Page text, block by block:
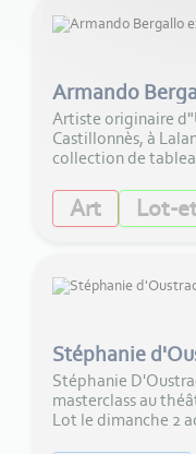
Armando
Artiste originaire
Castillonnès, à
collection de
Art Lot-
Stéphanie
masterclass au
Lot le dimanche 2